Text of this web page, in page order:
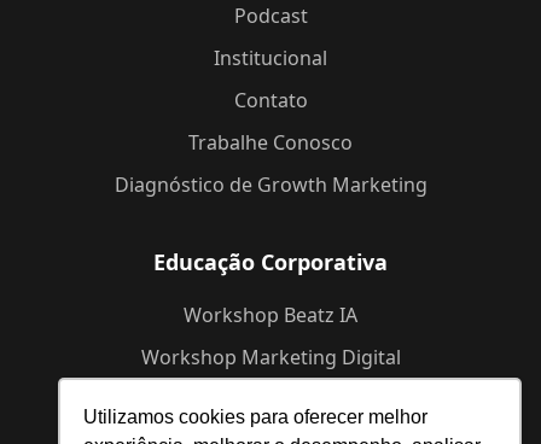
Utilizamos cookies para oferecer melhor
Podcast
Institucional
Contato
Trabalhe Conosco
Diagnóstico de Growth Marketing
Educação Corporativa
Workshop Beatz IA
Workshop Marketing Digital